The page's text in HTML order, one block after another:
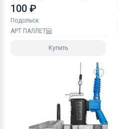
1000 кг
100 ₽
Подольск
АРТ ПАЛЛЕТ
Купить